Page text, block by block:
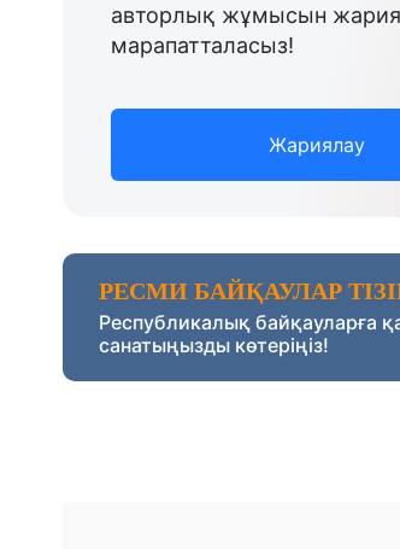
авторлық жұмысын
марапатталасыз!
Жариялау
РЕСМИ БАЙҚАУЛАР
Республикалық байқауларға
санатыңызды көтеріңіз!